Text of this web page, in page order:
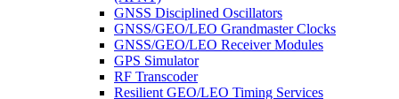
GNSS Disciplined Oscillators
GNSS/GEO/LEO Grandmaster Clocks
GNSS/GEO/LEO Receiver Modules
GPS Simulator
RF Transcoder
Resilient GEO/LEO Timing Services